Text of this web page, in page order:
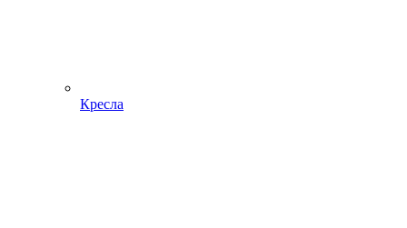
Кресла